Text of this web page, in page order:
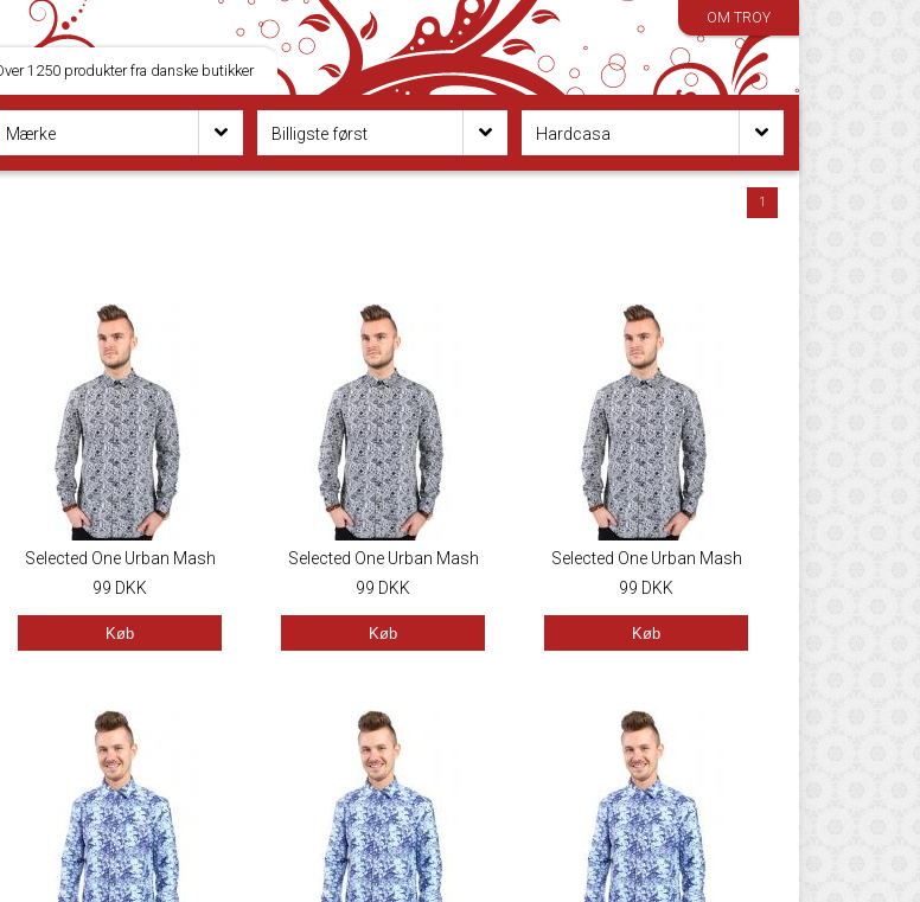
OM TROY
1250 produkter fra danske butikker
Mærke Billigste først Hardcasa
1
Selected One Urban Mash
Up White
99 DKK
Køb
Selected One Urban Mash
Up White
99 DKK
Køb
Selected One Urban Mash
Up White
99 DKK
Køb